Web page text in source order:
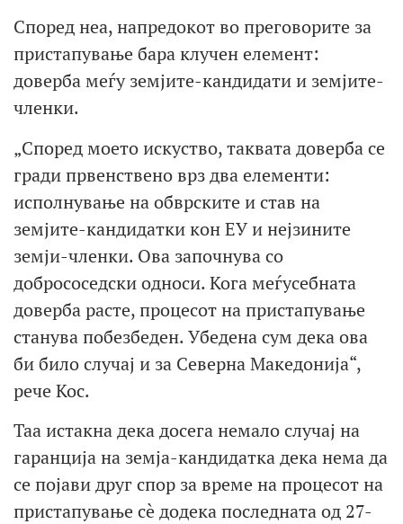
Според неа, напредокот во преговорите за
пристапување бара клучен елемент:
доверба меѓу земјите-кандидати и земјите-
членки.
„Според моето искуство, таквата доверба се
гради првенствено врз два елементи:
исполнување на обврските и став на
земјите-кандидатки кон ЕУ и нејзините
земји-членки. Ова започнува со
добрососедски односи. Кога меѓусебната
доверба расте, процесот на пристапување
станува побезбеден. Убедена сум дека ова
би било случај и за Северна Македонија“,
рече Кос.
Таа истакна дека досега немало случај на
гаранција на земја-кандидатка дека нема да
се појави друг спор за време на процесот на
пристапување сè додека последната од 27-